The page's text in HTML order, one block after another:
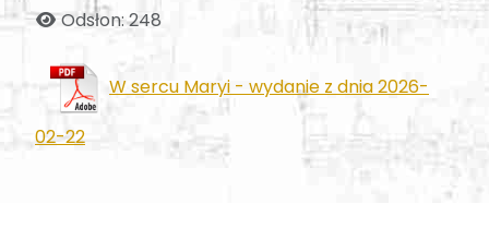
Odsłon: 248
W sercu Maryi - wydanie z dnia 2026-
02-22